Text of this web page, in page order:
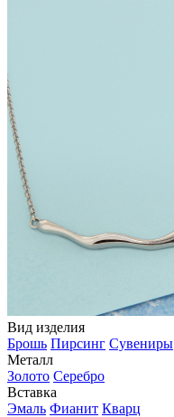
Вид изделия
Брошь Пирсинг Сувениры
Металл
Золото Серебро
Вставка
Эмаль Фианит Кварц